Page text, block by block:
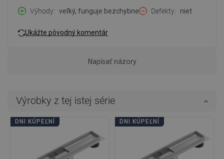
Výhody
veľký, funguje bezchybne Defekty niet
Ukážte pôvodný komentár
Napísať názory
Výrobky z tej istej série
DNI KÚPEĽNÍ DNI KÚPEĽNÍ